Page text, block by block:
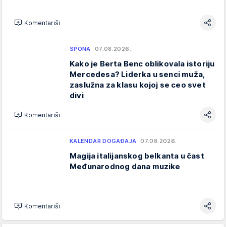
Komentariši
SPONA 07.08.2026.
Kako je Berta Benc oblikovala istoriju
Mercedesa? Liderka u senci muža,
zaslužna za klasu kojoj se ceo svet
divi
Komentariši
KALENDAR DOGAĐAJA 07.08.2026.
Magija italijanskog belkanta u čast
Međunarodnog dana muzike
Komentariši